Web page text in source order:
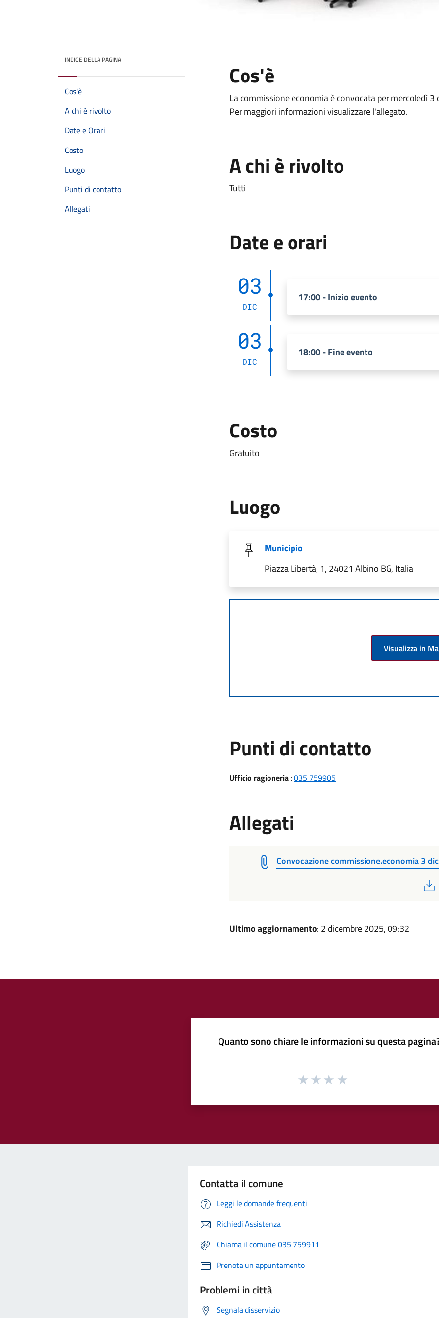
INDICE DELLA PAGINA
Cos'è
A chi è rivolto
Date e Orari
Costo
Luogo
Punti di contatto
Allegati
Cos'è
La commissione economia è convocata per mercoledì
Per maggiori informazioni visualizzare l'allegato.
A chi è rivolto
Tutti
Date e orari
03
DIC
17:00 - Inizio evento
03
DIC
18:00 - Fine evento
Costo
Gratuito
Luogo
Municipio
Piazza Libertà, 1, 24021 Albino BG, Italia
Visualizza in
Punti di contatto
Ufficio ragioneria:035 759905
Allegati
Convocazione commissione.economia 3
Ultimo aggiornamento: 2 dicembre 2025, 09:32
Quanto sono chiare le informazioni su questa
Contatta il comune
Leggi le domande frequenti
Richiedi Assistenza
Chiama il comune 035 759911
Prenota un appuntamento
Problemi in città
Segnala disservizio